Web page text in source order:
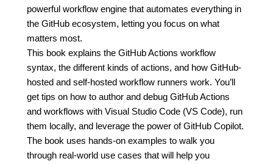
powerful workflow engine that automates everything in
the GitHub ecosystem, letting you focus on what
matters most.
This book explains the GitHub Actions workflow
syntax, the different kinds of actions, and how GitHub-
hosted and self-hosted workflow runners work. You’ll
get tips on how to author and debug GitHub Actions
and workflows with Visual Studio Code (VS Code), run
them locally, and leverage the power of GitHub Copilot.
The book uses hands-on examples to walk you
through real-world use cases that will help you